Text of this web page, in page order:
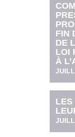
FIN
DE
LOI
À
LES